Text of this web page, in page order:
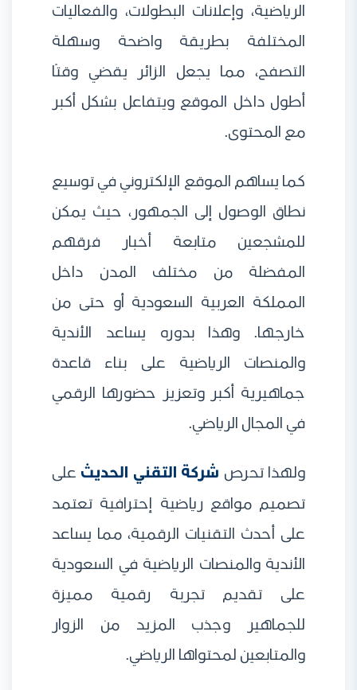
الرياضية، وإعلانات البطولات، والفعاليات
المختلفة بطريقة واضحة وسهلة
التصفح، مما يجعل الزائر يقضي وقتًا
أطول داخل الموقع ويتفاعل بشكل أكبر
مع المحتوى.
كما يساهم الموقع الإلكتروني في توسيع
نطاق الوصول إلى الجمهور، حيث يمكن
للمشجعين متابعة أخبار فرقهم
المفضلة من مختلف المدن داخل
المملكة العربية السعودية أو حتى من
خارجها. وهذا بدوره يساعد الأندية
والمنصات الرياضية على بناء قاعدة
جماهيرية أكبر وتعزيز حضورها الرقمي
في المجال الرياضي.
ولهذا تحرص شركة التقني الحديث على
تصميم مواقع رياضية إحترافية تعتمد
على أحدث التقنيات الرقمية، مما يساعد
الأندية والمنصات الرياضية في السعودية
على تقديم تجربة رقمية مميزة
للجماهير وجذب المزيد من الزوار
والمتابعين لمحتواها الرياضي.